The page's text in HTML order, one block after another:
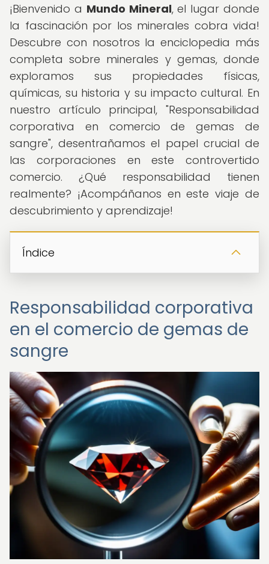
¡Bienvenido a Mundo Mineral, el lugar donde
la fascinación por los minerales cobra vida!
Descubre con nosotros la enciclopedia más
completa sobre minerales y gemas, donde
exploramos sus propiedades físicas,
químicas, su historia y su impacto cultural. En
nuestro artículo principal, "Responsabilidad
corporativa en comercio de gemas de
sangre", desentrañamos el papel crucial de
las corporaciones en este controvertido
comercio. ¿Qué responsabilidad tienen
realmente? ¡Acompáñanos en este viaje de
descubrimiento y aprendizaje!
Índice
Responsabilidad corporativa
en el comercio de gemas de
sangre